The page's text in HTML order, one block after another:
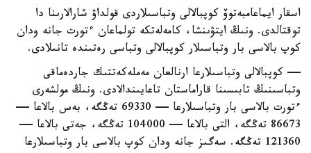
اسقار ايماعامبەتوۆ كوپبالالى وتباسىلاردى قولداۋ شارالارىنا دا
توقتالدى. ونىڭ ايتۋىنشا، كامەلەتكە تولماعان ءتورت جانە ودان
كوپ بالاسى بار وتباسىلار كوپبالالى وتباسى رەتىندە تانىلادى.
— كوپبالالى وتباسىلارعا ارنالعان مەملەكەتتىك جاردەماقى
وتباسىنىڭ تابىسىنا قاراماستان تاعايىندالادى. ونىڭ مولشەرى
ءتورت بالاسى بار وتباسىلارعا — 69330 تەڭگە، بەس بالاعا —
86673 تەڭگە، التى بالاعا — 104000 تەڭگە، جەتى بالاعا —
121360 تەڭگە. سەگىز جانە ودان كوپ بالاسى بار وتباسىلارعا